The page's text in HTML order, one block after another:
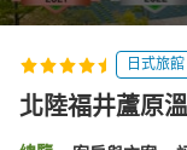
日式旅館
北陸福井蘆原